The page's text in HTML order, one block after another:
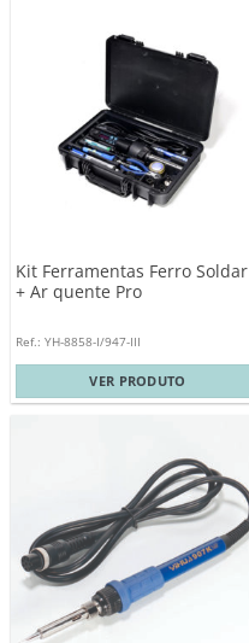
Kit Ferramentas Ferro Soldar
+ Ar quente Pro
Ref.: YH-8858-I/947-III
VER PRODUTO